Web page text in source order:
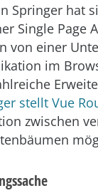
Springer hat
Single Page
von einer
im
stellt Vue
zwischen